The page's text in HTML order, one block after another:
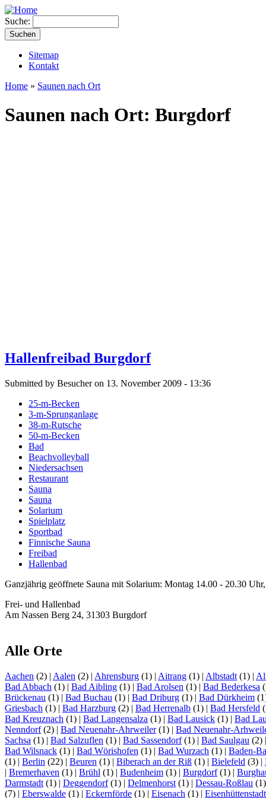
Suche:
Sitemap
Kontakt
Home » Saunen nach Ort
Saunen nach Ort: Burgdorf
Hallenfreibad Burgdorf
Submitted by Besucher on 13. November 2009 - 13:36
25-m-Becken
3-m-Sprunganlage
38-m-Rutsche
50-m-Becken
Bad
Beachvolleyball
Niedersachsen
Restaurant
Sauna
Sauna
Solarium
Spielplatz
Sportbad
Finnische Sauna
Freibad
Hallenbad
Ganzjährig geöffnete Sauna mit Solarium: Montag 14.00 - 20.30
Frei- und Hallenbad
Am Nassen Berg 24, 31303 Burgdorf
Alle Orte
Aachen (2) | Aalen (2) | Ahrensburg (1) | Aitrang (1) | Albstadt (1) |
Bad Abbach (1) | Bad Aibling (1) | Bad Arolsen (1) | Bad Bederkesa
Brückenau (1) | Bad Buchau (1) | Bad Driburg (1) | Bad Dürkheim
Griesbach (1) | Bad Harzburg (2) | Bad Herrenalb (1) | Bad Hersfeld
Bad Kreuznach (1) | Bad Langensalza (1) | Bad Lausick (1) | Bad
Nenndorf(2) | Bad Neuenahr-Ahrweiler(1) | Bad Neuenahr-
Sachsa (1) | Bad Salzuflen (1) | Bad Sassendorf(1) | Bad Saulgau (2)
Bad Wilsnack (1) | Bad Wörishofen (1) | Bad Wurzach (1) | Baden-
(1) | Berlin (22) | Beuren (1) | Biberach an der Riß (1) | Bielefeld (3) |
| Bremerhaven (1) | Brühl (1) | Budenheim (1) | Burgdorf(1) |
Darmstadt (1) | Deggendorf(1) | Delmenhorst (1) | Dessau-Roßlau
(7) | Eberswalde (1) | Eckernförde (1) | Eisenach (1) | Eisenhüttenstadt